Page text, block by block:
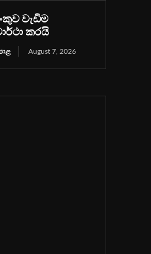
වැඩිම
කරයි
August 7, 2026